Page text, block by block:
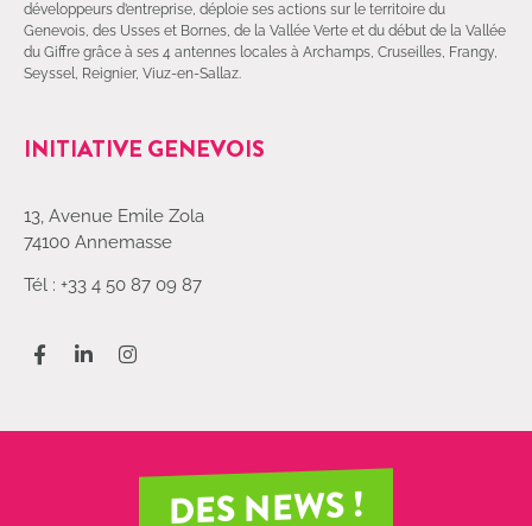
développeurs d’entreprise, déploie ses actions sur le territoire du
Genevois, des Usses et Bornes, de la Vallée Verte et du début de la Vallée
du Giffre grâce à ses 4 antennes locales à Archamps, Cruseilles, Frangy,
Seyssel, Reignier, Viuz-en-Sallaz.
INITIATIVE GENEVOIS
13, Avenue Emile Zola
74100 Annemasse
Tél : +33 4 50 87 09 87
DES NEWS !